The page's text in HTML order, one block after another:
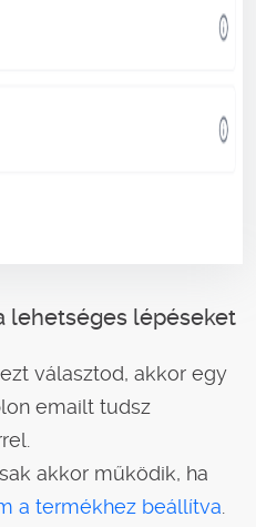
lehetséges lépéseket
ezt választod, akkor egy
emailt tudsz
akkor működik, ha
a termékhez beállítva